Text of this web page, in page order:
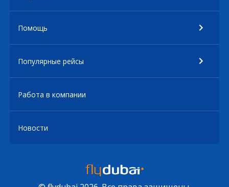
Помощь
Популярные рейсы
Работа в компании
Новости